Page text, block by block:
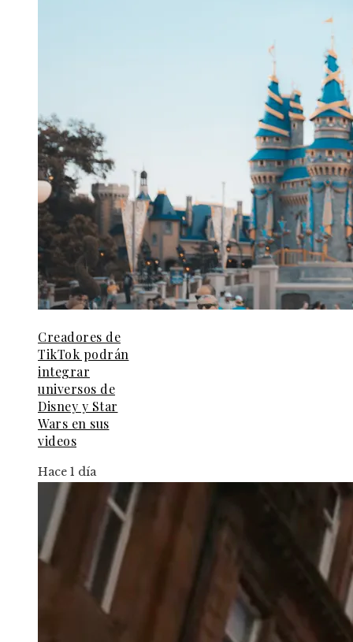
Creadores de
TikTok podrán
integrar
universos de
Disney y Star
Wars en sus
videos
Hace 1 día